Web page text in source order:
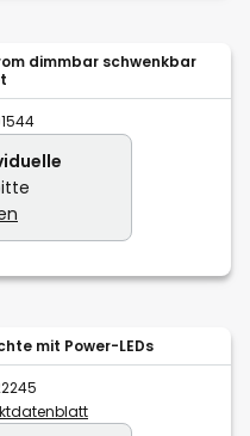
dimmbar schwenkbar
mit Power-LEDs